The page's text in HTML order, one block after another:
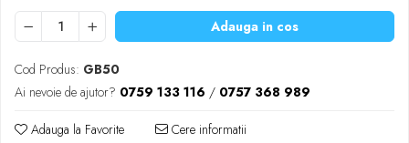
Diverse accesorii auto
Carcase protectie NOCO BOOST
Invertoare Auto
Incarcator masina electrica
Compresoare
Adauga in cos
Cod Produs: GB50
Ai nevoie de ajutor? 0759 133 116 / 0757 368 989
Adauga la Favorite Cere informatii